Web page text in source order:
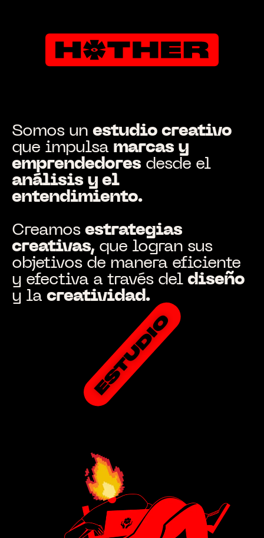
al
Somos un estudio creativo
que impulsa marcas y
emprendedoresdesde el
análisis y el
entendimiento.
Creamos estrategias
creativas, que logran sus
objetivos de manera eficiente
y efectiva a través del diseño
y la creatividad.
ESTUDIO